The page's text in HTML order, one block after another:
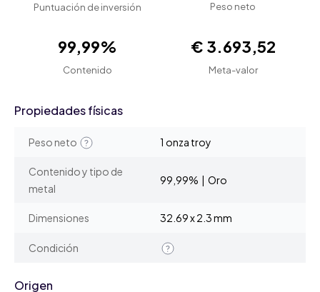
Puntuación de inversión Peso neto
99,99%
Contenido
€ 3.693,52
Meta-valor
Propiedades físicas
Peso neto 1 onza troy
Contenido y tipo de
metal
99,99% | Oro
Dimensiones 32.69 x 2.3 mm
Condición
Origen